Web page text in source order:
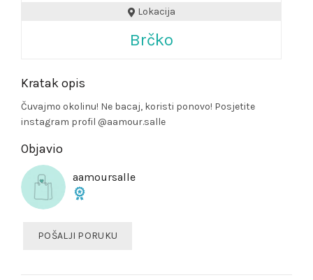
Lokacija
Brčko
Kratak opis
Čuvajmo okolinu! Ne bacaj, koristi ponovo! Posjetite
instagram profil @aamour.salle
Objavio
aamoursalle
POŠALJI PORUKU